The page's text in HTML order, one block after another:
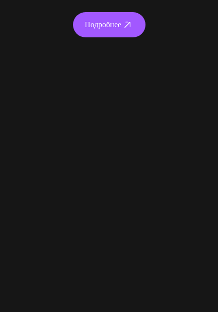
Подробнее